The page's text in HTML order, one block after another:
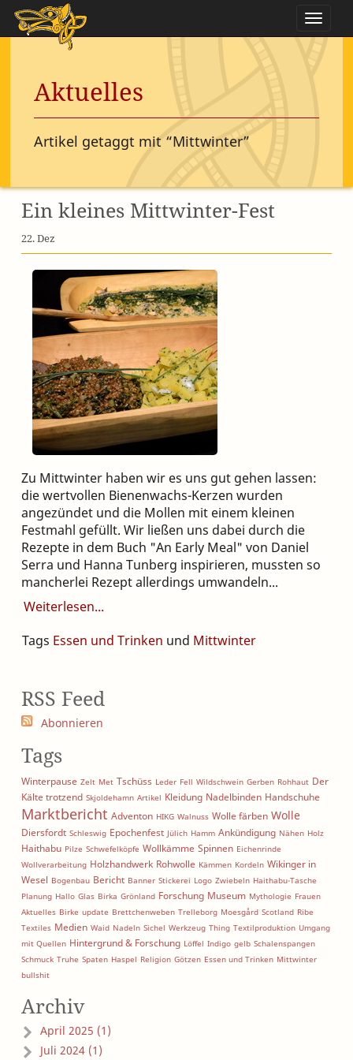
Aktuelles
Artikel getaggt mit “Mittwinter”
Ein kleines Mittwinter-Fest
22. Dez
Zu Mittwinter haben wir es uns gut gehen lassen:
die wertvollen Bienenwachs-Kerzen wurden
angezündet und die Mollen mit einem kleinen
Festmahl gefüllt. Wir ließen uns dabei durch die
Rezepte in dem Buch "An Early Meal" von Daniel
Serra und Hanna Tunberg inspirieren, mussten so
mancherlei Rezept allerdings umwandeln...
Weiterlesen
Tags Essen und Trinken und Mittwinter
RSS Feed
Abonnieren
Tags
Winterpause Zelt Met Tschüss Leder Fell Wildschwein Gerben Rohhaut Der
Kälte trotzend Skjoldehamn Artikel Kleidung Nadelbinden Handschuhe
Marktbericht Adventon HIKG Walnuss Wolle färben Wolle
Diersfordt Schleswig Epochenfest Jülich Hamm Ankündigung Nähen Holz
Haithabu Pilze Schwefelköpfe Wollkämme Spinnen Eichenrinde
Wollverarbeitung Holzhandwerk Rohwolle Kämmen Kordeln Wikinger in
Wesel Bogenbau Bericht Banner Stickerei Logo Zwiebeln Haithabu-Tasche
Planung Hallo Glas Birka Grönland Forschung Museum Mythologie Frauen
Aktuelles Birke update Brettchenweben Trelleborg Moesgård Scotland Ribe
Textiles Medien Waid Nadeln Sichel Werkzeug Thing Textilproduktion Umgang
mit Quellen Hintergrund & Forschung Löffel Indigo gelb Schalenspangen
Schmuck Truhe Spaten Haspel Religion Götzen Essen und Trinken Mittwinter
bullshit
Archiv
April 2025 (1)
Juli 2024 (1)